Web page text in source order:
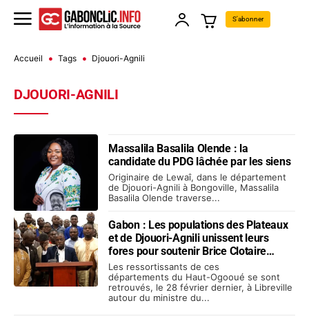
S'abonner
Accueil Tags Djouori-Agnili
DJOUORI-AGNILI
Massalila Basalila Olende : la
candidate du PDG lâchée par les siens
Originaire de Lewaî, dans le département
de Djouori-Agnili à Bongoville, Massalila
Basalila Olende traverse...
Gabon : Les populations des Plateaux
et de Djouori-Agnili unissent leurs
fores pour soutenir Brice Clotaire
Oligui Nguema
Les ressortissants de ces
départements du Haut-Ogooué se sont
retrouvés, le 28 février dernier, à Libreville
autour du ministre du...